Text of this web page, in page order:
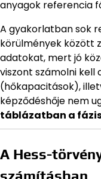
anyagok referencia
A gyakorlatban sok
körülmények között
adatokat, mert jó
viszont számolni kell
(hőkapacitások),
képződéshője nem
táblázatban a
A Hess-
számításban